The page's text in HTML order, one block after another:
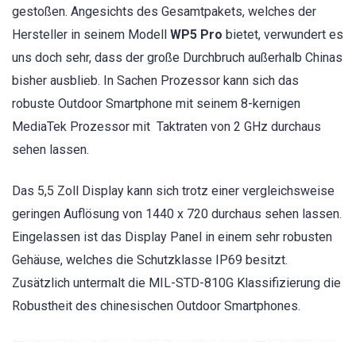
gestoßen. Angesichts des Gesamtpakets, welches der
Hersteller in seinem Modell WP5 Pro bietet, verwundert es
uns doch sehr, dass der große Durchbruch außerhalb Chinas
bisher ausblieb. In Sachen Prozessor kann sich das
robuste Outdoor Smartphone mit seinem 8-kernigen
MediaTek Prozessor mit Taktraten von 2 GHz durchaus
sehen lassen.
Das 5,5 Zoll Display kann sich trotz einer vergleichsweise
geringen Auflösung von 1440 x 720 durchaus sehen lassen.
Eingelassen ist das Display Panel in einem sehr robusten
Gehäuse, welches die Schutzklasse IP69 besitzt.
Zusätzlich untermalt die MIL-STD-810G Klassifizierung die
Robustheit des chinesischen Outdoor Smartphones.